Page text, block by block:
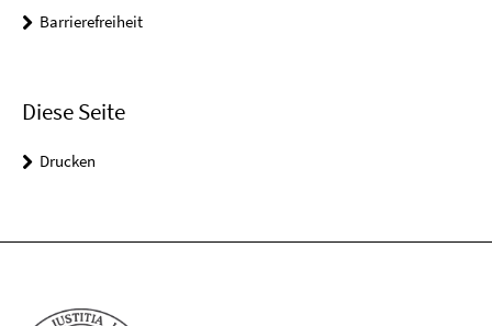
Barrierefreiheit
Diese Seite
Drucken